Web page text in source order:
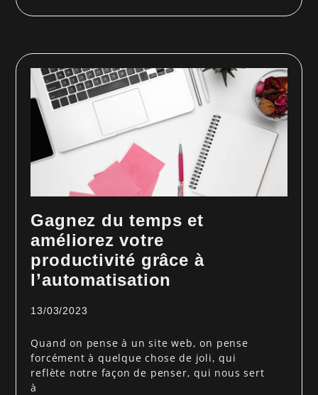
Gagnez du temps et
améliorez votre
productivité grâce à
l’automatisation
13/03/2023
Quand on pense à un site web, on pense
forcément à quelque chose de joli, qui
reflète notre façon de penser, qui nous sert
à